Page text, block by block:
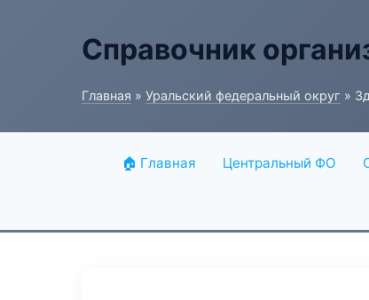
Справочник
Главная » Уральский федеральный округ »
🏠 Главная Центральный ФО